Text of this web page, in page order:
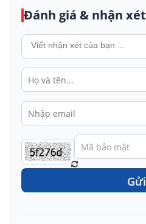
Đánh giá & nhận xét
Gửi